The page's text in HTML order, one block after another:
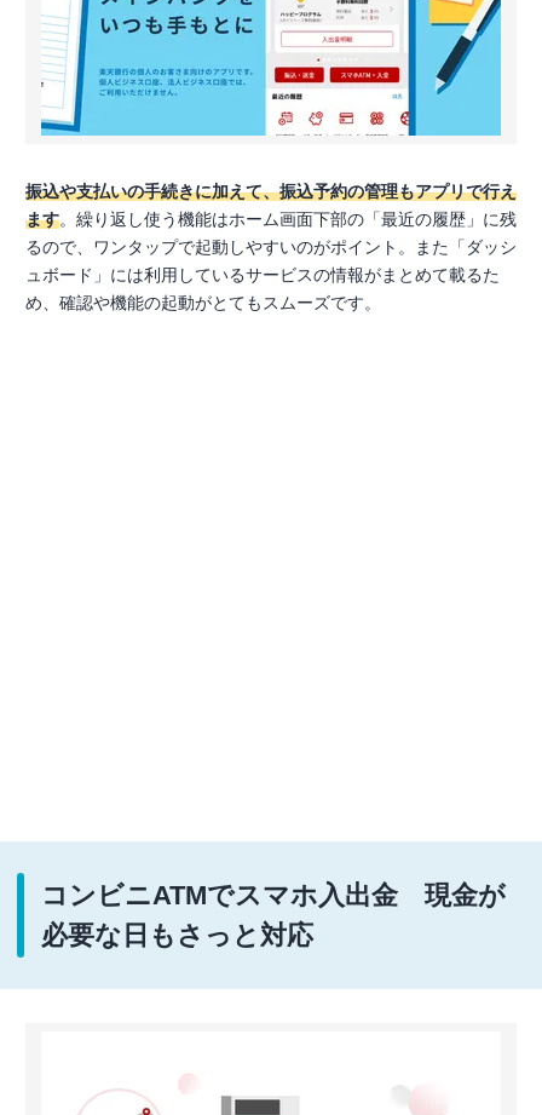
振込や支払いの手続きに加えて、振込予約の管理もアプリで行え
ます。繰り返し使う機能はホーム画面下部の「最近の履歴」に残
るので、ワンタップで起動しやすいのがポイント。また「ダッシ
ュボード」には利用しているサービスの情報がまとめて載るた
め、確認や機能の起動がとてもスムーズです。
コンビニATMでスマホ入出金 現金が
必要な日もさっと対応